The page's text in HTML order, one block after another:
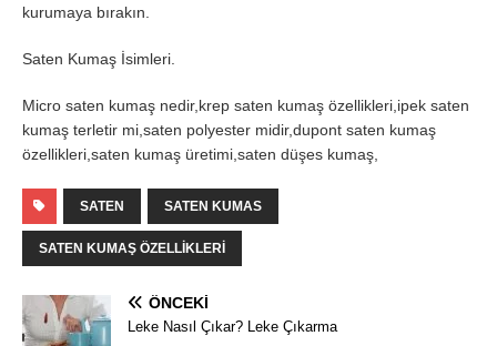
kurumaya bırakın.
Saten Kumaş İsimleri.
Micro saten kumaş nedir,krep saten kumaş özellikleri,ipek saten
kumaş terletir mi,saten polyester midir,dupont saten kumaş
özellikleri,saten kumaş üretimi,saten düşes kumaş,
SATEN SATEN KUMAS
SATEN KUMAŞ ÖZELLIKLERI
ÖNCEKI
Leke Nasıl Çıkar? Leke Çıkarma